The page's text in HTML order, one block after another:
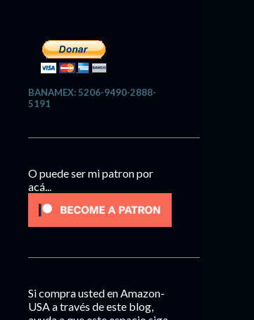
BANAMEX: 5206-9490-2888-
5191
O puede ser mi patron por
acá...
Si compra usted en Amazon-
USA a través de este blog,